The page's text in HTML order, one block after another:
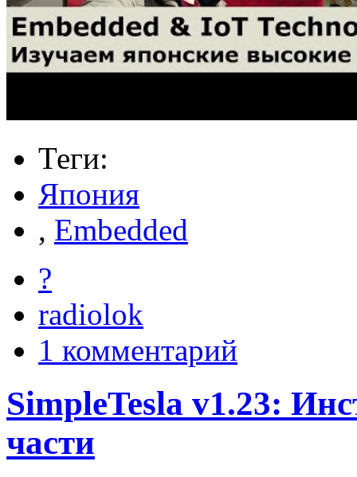
Теги:
Япония
, Embedded
?
radiolok
1 комментарий
SimpleTesla v1.23:
части